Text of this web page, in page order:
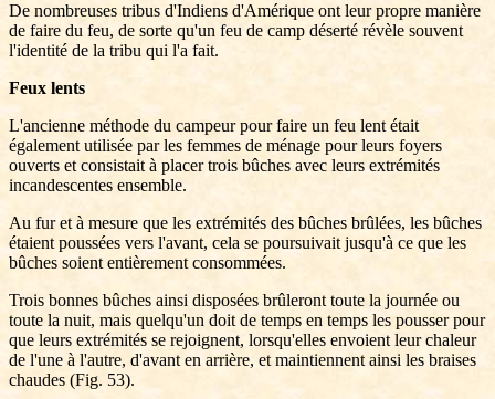
De nombreuses tribus d'Indiens d'Amérique ont leur propre manière
de faire du feu, de sorte qu'un feu de camp déserté révèle souvent
l'identité de la tribu qui l'a fait.
Feux lents
L'ancienne méthode du campeur pour faire un feu lent était
également utilisée par les femmes de ménage pour leurs foyers
ouverts et consistait à placer trois bûches avec leurs extrémités
incandescentes ensemble.
Au fur et à mesure que les extrémités des bûches brûlées, les bûches
étaient poussées vers l'avant, cela se poursuivait jusqu'à ce que les
bûches soient entièrement consommées.
Trois bonnes bûches ainsi disposées brûleront toute la journée ou
toute la nuit, mais quelqu'un doit de temps en temps les pousser pour
que leurs extrémités se rejoignent, lorsqu'elles envoient leur chaleur
de l'une à l'autre, d'avant en arrière, et maintiennent ainsi les braises
chaudes (Fig. 53).